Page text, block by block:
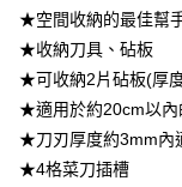
★空間收納的最佳幫
★收納刀具、砧板
★可收納2片砧板(厚
★適用於約20cm以內
★刀刃厚度約3mm內
★4格菜刀插槽